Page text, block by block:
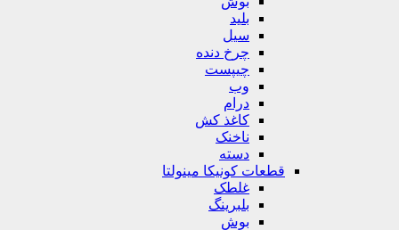
بلید
سیل
چرخ دنده
چیپست
وب
درام
کاغذ کش
ناخنک
دسته
قطعات کونیکا مینولتا
غلطک
بلبرینگ
بوش